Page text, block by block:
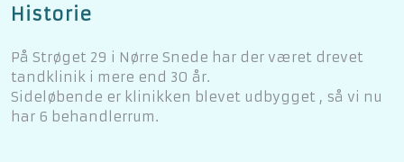
Historie​
På Strøget 29 i Nørre Snede har der været drevet
tandklinik i mere end 30 år.
Sideløbende er klinikken blevet udbygget , så vi nu
har 6 behandlerrum.​